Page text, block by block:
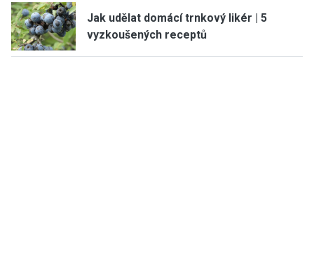
Jak udělat domácí trnkový likér | 5
vyzkoušených receptů